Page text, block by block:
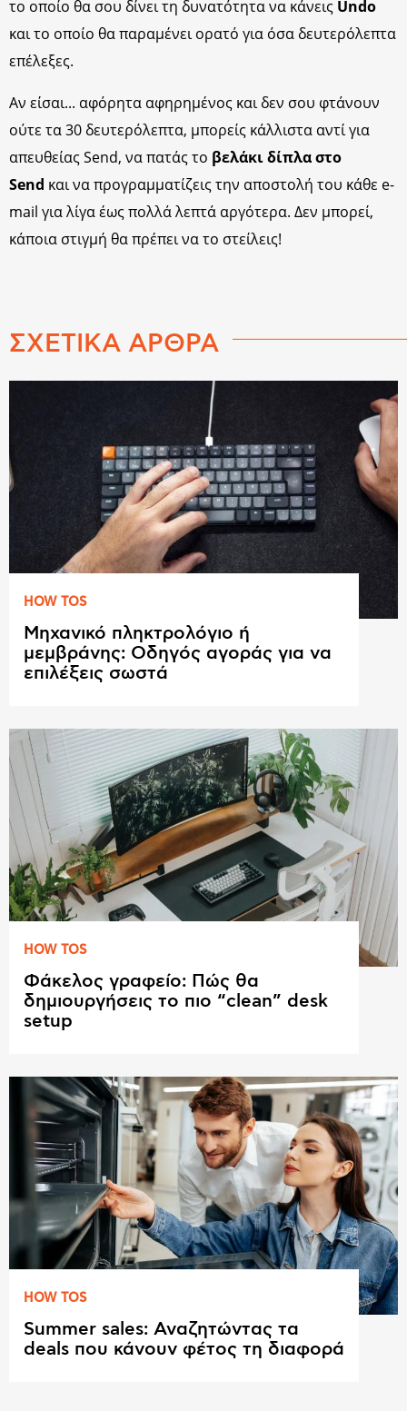
το οποίο θα σου δίνει τη δυνατότητα να κάνεις Undo
και το οποίο θα παραμένει ορατό για όσα δευτερόλεπτα
επέλεξες.
Αν είσαι... αφόρητα αφηρημένος και δεν σου φτάνουν
ούτε τα 30 δευτερόλεπτα, μπορείς κάλλιστα αντί για
απευθείας Send, να πατάς το βελάκι δίπλα στο
Send και να προγραμματίζεις την αποστολή του κάθε e-
mail για λίγα έως πολλά λεπτά αργότερα. Δεν μπορεί,
κάποια στιγμή θα πρέπει να το στείλεις!
ΣΧΕΤΙΚΑ ΑΡΘΡΑ
HOW TOS
Μηχανικό πληκτρολόγιο ή
μεμβράνης: Οδηγός αγοράς για να
επιλέξεις σωστά
HOW TOS
Φάκελος γραφείο: Πώς θα
δημιουργήσεις το πιο “clean” desk
setup
HOW TOS
Summer sales: Αναζητώντας τα
deals που κάνουν φέτος τη διαφορά